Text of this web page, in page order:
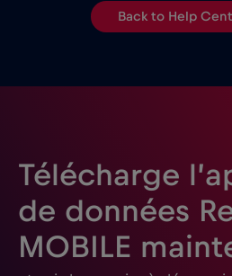
Back to Help
Télécharge
de données
MOBILE